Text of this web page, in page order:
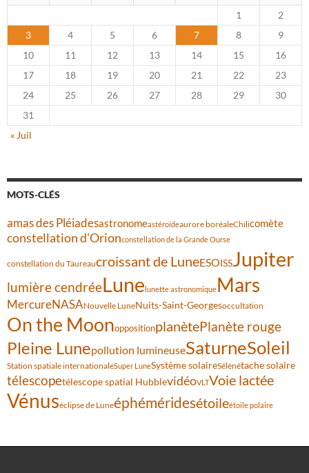
1
2
3
4 5 6 7 8
9
10
11 12 13 14 15
16
17
18 19 20 21 22
23
24
25 26 27 28 29
30
31
« Juil
MOTS-CLÉS
amas des Pléiadesastronomeastéroïdeaurore boréaleChilicomète
constellation d'Orionconstellation de la Grande Ourse
constellation du Taureaucroissant de LuneESOISSJupiter
lumière cendréeLune lunette astronomiqueMars
MercureNASANouvelle LuneNuits-Saint-Georgesoccultation
On the MoonoppositionplanètePlanète rouge
Pleine Lunepollution lumineuseSaturneSoleil
Station spatiale internationaleSuper LuneSystème solaireSélénétache solaire
télescopetélescope spatial HubblevidéoVLTVoie lactée
Vénuséclipse de Luneéphéméridesétoileétoile polaire